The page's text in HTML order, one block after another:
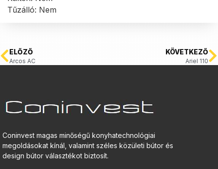
Tűzálló: Nem
ELŐZŐ
Arcos AC
KÖVETKEZŐ
Ariel 110
Coninvest magas minőségű konyhatechnológiai
megoldásokat kínál, valamint széles közületi bútor és
design bútor választékot biztosít.